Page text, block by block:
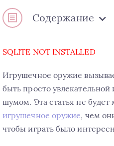
Содержание
SQLITE NOT INSTALLED
Игрушечное оружие
быть просто
шумом. Эта статья не будет
игрушечное оружие, чем
чтобы играть было